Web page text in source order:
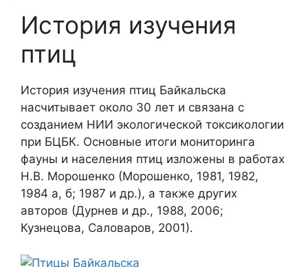
История изучения
птиц
История изучения птиц Байкальска
насчитывает около 30 лет и связана с
созданием НИИ экологической токсикологии
при БЦБК. Основные итоги мониторинга
фауны и населения птиц изложены в работах
Н.В. Морошенко (Морошенко, 1981, 1982,
1984 а, б; 1987 и др.), а также других
авторов (Дурнев и др., 1988, 2006;
Кузнецова, Саловаров, 2001).